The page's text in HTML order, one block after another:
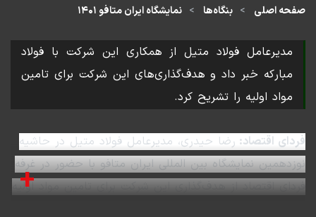
صفحه اصلی بنگاه‌ها نمایشگاه ایران متافو ۱۴۰۱
مدیرعامل فولاد متیل از همکاری این شرکت با فولاد
مبارکه خبر داد و هدف‌گذاری‌های این شرکت برای تامین
مواد اولیه را تشریح کرد.
فردای اقتصاد: رضا حیدری، مدیرعامل فولاد متیل در حاشیه
نوزدهمین نمایشگاه بین المللی ایران متافو با حضور در غرفه
فردای اقتصاد از هدف‌گذاری این شرکت برای تامین مواد اولیه
+